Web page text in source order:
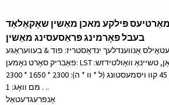
פּילקע מאכן מאַשין שאָקאָלאַד
בעבל פאָרמינג פּראַסעסינג מאַשין
אָנווענדלעך ינדאַסטריז: פוד & בעוועראַגע
פאַבריק סאָרט נאָמען: LST אָרט פון אָריגין: סיטשואַן, טשיינאַ וואָולטידזש:
220 וו / 380 וו מאַכט (וו): 45 קוו ויסמעסטונג (ל * וו * ה): 2300 * 1650 * 2300
מם וואָג: 1 . ..
אָנפרעגדעטאַל